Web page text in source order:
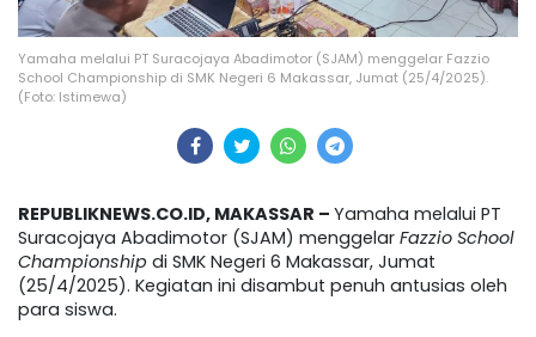
Yamaha melalui PT Suracojaya Abadimotor (SJAM) menggelar Fazzio
School Championship di SMK Negeri 6 Makassar, Jumat (25/4/2025).
(Foto: Istimewa)
REPUBLIKNEWS.CO.ID, MAKASSAR – Yamaha melalui PT
Suracojaya Abadimotor (SJAM) menggelar Fazzio School
Championship di SMK Negeri 6 Makassar, Jumat
(25/4/2025). Kegiatan ini disambut penuh antusias oleh
para siswa.